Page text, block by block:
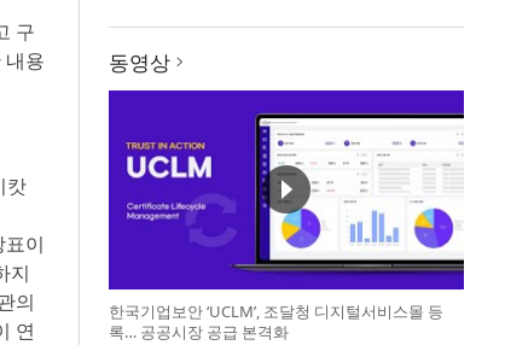
구
내용
캇
이
지
의
연
동영상
한국기업보안 ‘UCLM’, 조달청 디지털서비스몰 등
록… 공공시장 공급 본격화